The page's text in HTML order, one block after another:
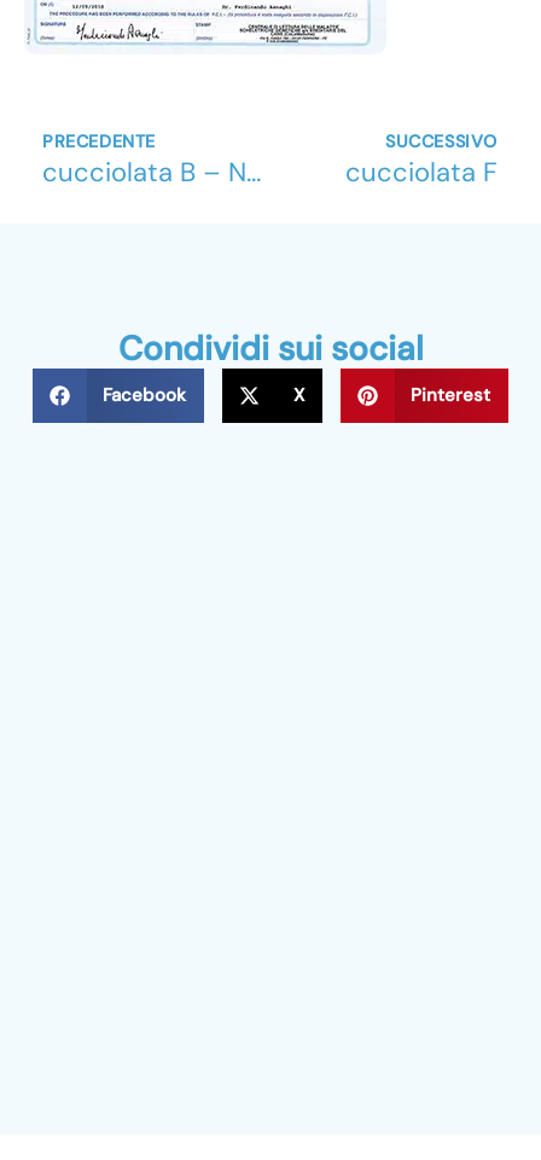
Precedente
PRECEDENTE
cucciolata B – News Displasia
SUCCESSIVO
cucciolata F
Condividi sui social
Facebook X Pinterest